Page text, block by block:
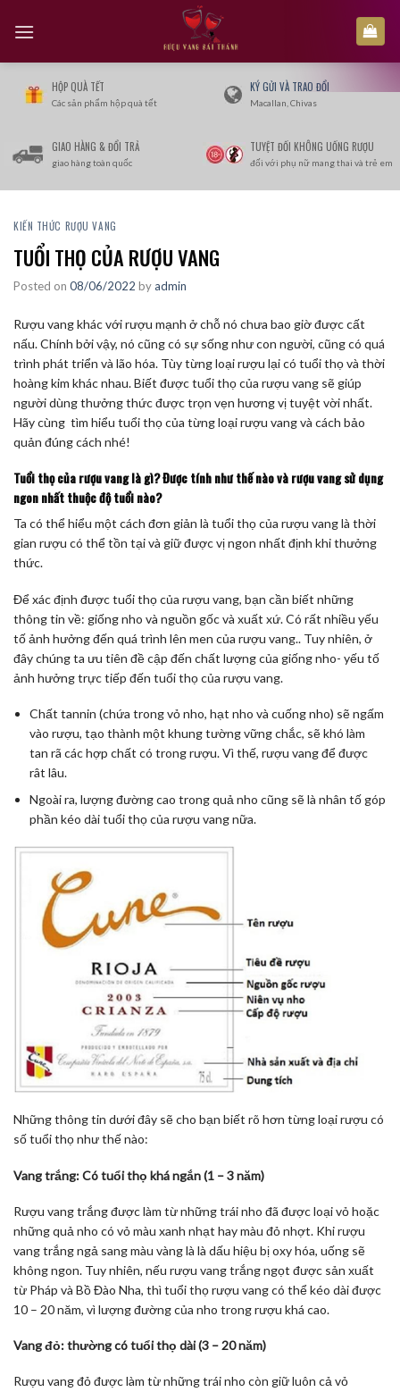
HỘP QUÀ TẾT
Các sản phẩm hộp quà tết
KÝ GỬI VÀ TRAO ĐỔI
Macallan, Chivas
GIAO HÀNG & ĐỔI TRẢ
giao hàng toàn quốc
TUYỆT ĐỐI KHÔNG UỐNG RƯỢU
đối với phụ nữ mang thai và trẻ em
KIẾN THỨC RƯỢU VANG
TUỔI THỌ CỦA RƯỢU VANG
Posted on 08/06/2022 byadmin
Rượu vang khác với rượu mạnh ở chỗ nó chưa bao giờ được cất
nấu. Chính bởi vậy, nó cũng có sự sống như con người, cũng có quá
trình phát triển và lão hóa. Tùy từng loại rượu lại có tuổi thọ và thời
hoàng kim khác nhau. Biết được tuổi thọ của rượu vang sẽ giúp
người dùng thưởng thức được trọn vẹn hương vị tuyệt vời nhất.
Hãy cùng tìm hiểu tuổi thọ của từng loại rượu vang và cách bảo
quản đúng cách nhé!
Tuổi thọ của rượu vang là gì? Được tính như thế nào và rượu vang sử dụng
ngon nhất thuộc độ tuổi nào?
Ta có thể hiểu một cách đơn giản là tuổi thọ của rượu vang là thời
gian rượu có thể tồn tại và giữ được vị ngon nhất định khi thưởng
thức.
Để xác định được tuổi thọ của rượu vang, bạn cần biết những
thông tin về: giống nho và nguồn gốc và xuất xứ. Có rất nhiều yếu
tố ảnh hưởng đến quá trình lên men của rượu vang.. Tuy nhiên, ở
đây chúng ta ưu tiên đề cập đến chất lượng của giống nho- yếu tố
ảnh hưởng trực tiếp đến tuổi thọ của rượu vang.
Chất tannin (chứa trong vỏ nho, hạt nho và cuống nho) sẽ ngấm
vào rượu, tạo thành một khung tường vững chắc, sẽ khó làm
tan rã các hợp chất có trong rượu. Vì thế, rượu vang để được
rât lâu.
Ngoài ra, lượng đường cao trong quả nho cũng sẽ là nhân tố góp
phần kéo dài tuổi thọ của rượu vang nữa.
Những thông tin dưới đây sẽ cho bạn biết rõ hơn từng loại rượu có
số tuổi thọ như thế nào:
Vang trắng: Có tuổi thọ khá ngắn (1 – 3 năm)
Rượu vang trắng được làm từ những trái nho đã được loại vỏ hoặc
những quả nho có vỏ màu xanh nhạt hay màu đỏ nhợt. Khi rượu
vang trắng ngả sang màu vàng là là dấu hiệu bị oxy hóa, uống sẽ
không ngon. Tuy nhiên, nếu rượu vang trắng ngọt được sản xuất
từ Pháp và Bồ Đào Nha, thì tuổi thọ rượu vang có thể kéo dài được
10 – 20 năm, vì lượng đường của nho trong rượu khá cao.
Vang đỏ: thường có tuổi thọ dài (3 – 20 năm)
Rượu vang đỏ được làm từ những trái nho còn giữ luôn cả vỏ